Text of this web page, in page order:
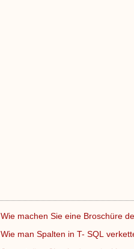
Wie machen Sie eine Broschüre
Wie man Spalten in T- SQL